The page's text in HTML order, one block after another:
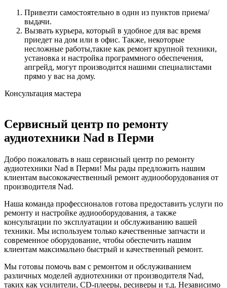
Привезти самостоятельно в один из пунктов приема/
выдачи.
Вызвать курьера, который в удобное для вас время
приедет на дом или в офис. Также, некоторые
несложные работы,такие как ремонт крупной техники,
установка и настройка программного обеспечения,
апгрейд, могут производится нашими специалистами
прямо у вас на дому.
Консультация мастера
Сервисный центр по ремонту
аудиотехники Nad в Перми
Добро пожаловать в наш сервисный центр по ремонту
аудиотехники Nad в Перми! Мы рады предложить нашим
клиентам высококачественный ремонт аудиооборудования от
производителя Nad.
Наша команда профессионалов готова предоставить услуги по
ремонту и настройке аудиооборудования, а также
консультации по эксплуатации и обслуживанию вашей
техники. Мы используем только качественные запчасти и
современное оборудование, чтобы обеспечить нашим
клиентам максимально быстрый и качественный ремонт.
Мы готовы помочь вам с ремонтом и обслуживанием
различных моделей аудиотехники от производителя Nad,
таких как усилители, CD-плееры, ресиверы и т.д. Независимо